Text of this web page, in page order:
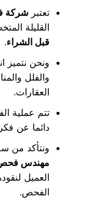
تعتبر شركة
القليلة
قبل الشراء.
ونحن نتميز
والفلل
العقارات.
تتم عملية
دائما عن
ونتأكد من
مهندس فحص
العميل
الفحص.